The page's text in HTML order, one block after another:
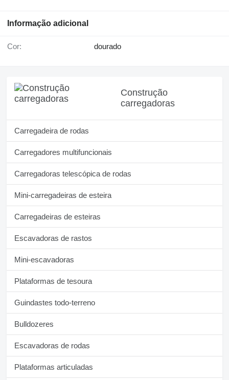
Informação adicional
Cor: dourado
Construção
carregadoras
Carregadeira de rodas
Carregadores multifuncionais
Carregadoras telescópica de rodas
Mini-carregadeiras de esteira
Carregadeiras de esteiras
Escavadoras de rastos
Mini-escavadoras
Plataformas de tesoura
Guindastes todo-terreno
Bulldozeres
Escavadoras de rodas
Plataformas articuladas